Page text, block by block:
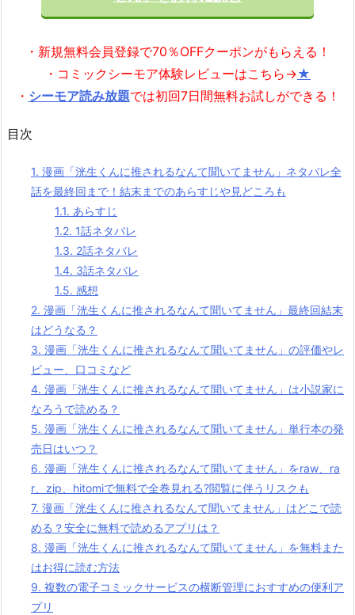
・新規無料会員登録で70％OFFクーポンがもらえる！
・コミックシーモア体験レビューはこちら→★
・ シーモア読み放題では初回7日間無料お試しができる！
目次
1. 漫画「洸生くんに推されるなんて聞いてません」ネタバレ全
話を最終回まで！結末までのあらすじや見どころも
1.1. あらすじ
1.2. 1話ネタバレ
1.3. 2話ネタバレ
1.4. 3話ネタバレ
1.5. 感想
2. 漫画「洸生くんに推されるなんて聞いてません」最終回結末
はどうなる？
3. 漫画「洸生くんに推されるなんて聞いてません」の評価やレ
ビュー、口コミなど
4. 漫画「洸生くんに推されるなんて聞いてません」は小説家に
なろうで読める？
5. 漫画「洸生くんに推されるなんて聞いてません」単行本の発
売日はいつ？
6. 漫画「洸生くんに推されるなんて聞いてません」をraw、ra
r、zip、hitomiで無料で全巻見れる?閲覧に伴うリスクも
7. 漫画「洸生くんに推されるなんて聞いてません」はどこで読
める？安全に無料で読めるアプリは？
8. 漫画「洸生くんに推されるなんて聞いてません」を無料また
はお得に読む方法
9. 複数の電子コミックサービスの横断管理におすすめの便利ア
プリ